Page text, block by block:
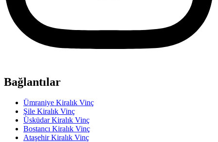
Bağlantılar
Ümraniye Kiralık Vinç
Şile Kiralık Vinç
Üsküdar Kiralık Vinç
Bostancı Kiralık Vinç
Ataşehir Kiralık Vinç